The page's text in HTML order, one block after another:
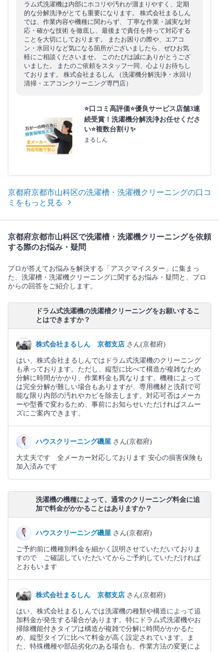
ラム式洗濯機は内部にホコリや汚れが溜まりやすく、定期
的な分解洗浄がとても重要になります。 株式会社まるしん
では、作業内容や機種に関わらず、 丁寧な作業・誠実な対
応・確かな技術 を徹底し、最後まで責任を持って対応する
ことを大切にしております。 またお困りの際や、エアコ
ン・水回りなど気になる箇所がございましたら、ぜひお気
軽にご相談くださいませ。 このたびは誠にありがとうござ
いました。 またのご依頼をスタッフ一同、心よりお待ちし
ております。 株式会社まるしん （洗濯機分解洗浄・水回り
清掃・エアコンクリーニング専門店）
⭐口コミ高評価⭐優良サービス店舗3連
続受賞！洗濯機分解洗浄お任せくださ
い⭐複数台割り✨
まるしん
京都府京都市山科区の洗濯槽・洗濯機クリーニングの口コ
ミをもっと見る
京都府京都市山科区で洗濯槽・洗濯機クリーニングを依頼
する際のお悩み・疑問
プロが答えてお悩みを解決する「アスクマイスター」に集まっ
た、洗濯槽・洗濯機クリーニングに関するお悩み・疑問と、プロ
からの回答をご紹介します。
ドラム式洗濯機の洗濯槽クリーニングをお願いするこ
とはできますか？
株式会社まるしん 京都支店 さん(京都府)
はい、株式会社まるしんではドラム式洗濯機のクリーニング
も承っております。ただし、縦型に比べて構造が複雑なため
分解に時間がかかり、作業料金も異なります。機種によって
は完全分解が難しい場合もありますが、専用機材と洗剤で可
能な限り内部の汚れやカビを除去します。対応可否はメーカ
ーや型番で変わるため、事前にお知らせいただければスムー
ズにご案内できます。
ハウスクリーニング磯屋 さん(京都府)
大丈夫です 全メーカー対応しております 安心の損害保険も
加入済みです
洗濯機の機種によって、通常のクリーニング料金に追
加で料金がかかることはありますか？
ハウスクリーニング磯屋 さん(京都府)
ご予約前に機種別料金を細かく説明させていただいておりま
すので ご確認していただいてからご予約していただければ
とおもいます
株式会社まるしん 京都支店 さん(京都府)
はい、株式会社まるしんでは洗濯機の種類や構造によって追
加料金が発生する場合があります。特にドラム式洗濯機やお
掃除機能付きタイプは構造が複雑で分解に時間がかかるた
め、縦型タイプに比べて料金が高く設定されています。ま
た、特殊機種や部品劣化のある場合も、作業方法の変更によ